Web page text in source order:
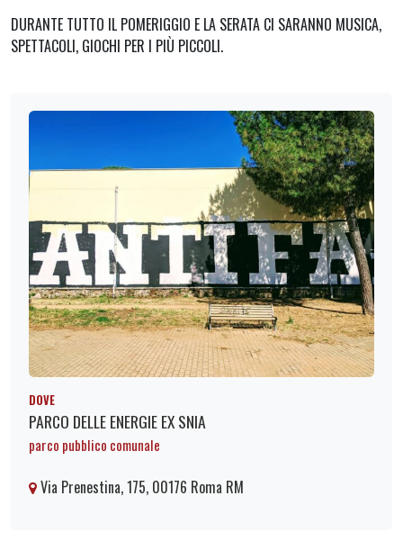
DURANTE TUTTO IL POMERIGGIO E LA SERATA CI SARANNO MUSICA,
SPETTACOLI, GIOCHI PER I PIÙ PICCOLI.
DOVE
PARCO DELLE ENERGIE EX SNIA
parco pubblico comunale
Via Prenestina, 175, 00176 Roma RM